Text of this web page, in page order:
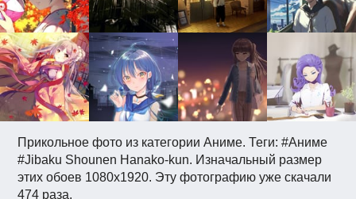
Прикольное фото из категории Аниме. Теги: #Аниме
#Jibaku Shounen Hanako-kun. Изначальный размер
этих обоев 1080x1920. Эту фотографию уже скачали
474 раза.